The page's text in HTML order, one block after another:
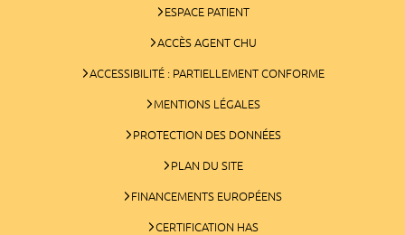
ESPACE PATIENT
ACCÈS AGENT CHU
ACCESSIBILITÉ : PARTIELLEMENT CONFORME
MENTIONS LÉGALES
PROTECTION DES DONNÉES
PLAN DU SITE
FINANCEMENTS EUROPÉENS
CERTIFICATION HAS